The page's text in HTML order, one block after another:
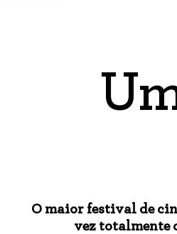
O maior festival de
vez totalmente